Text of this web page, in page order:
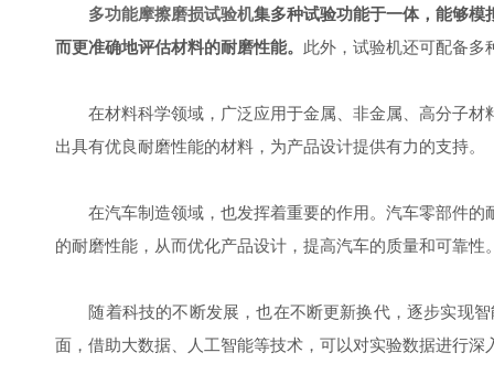
多功能摩擦磨损试验机集多种试验功能于一体，能够模
而更准确地评估材料的耐磨性能。 此外，试验机还可配备多
在材料科学领域，广泛应用于金属、非金属、高分子材
出具有优良耐磨性能的材料，为产品设计提供有力的支持。
在汽车制造领域，也发挥着重要的作用。汽车零部件的
的耐磨性能，从而优化产品设计，提高汽车的质量和可靠性
随着科技的不断发展，也在不断更新换代，逐步实现智
面，借助大数据、人工智能等技术，可以对实验数据进行